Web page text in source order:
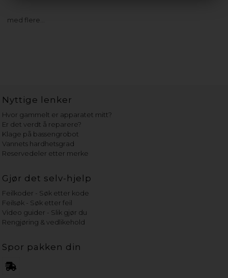
med flere…
Nyttige lenker
Hvor gammelt er apparatet mitt?
Er det verdt å reparere?
Klage på bassengrobot
Vannets hardhetsgrad
Reservedeler etter merke
Gjør det selv-hjelp
Feilkoder - Søk etter kode
Feilsøk - Søk etter feil
Video guider - Slik gjør du
Rengjøring & vedlikehold
Spor pakken din